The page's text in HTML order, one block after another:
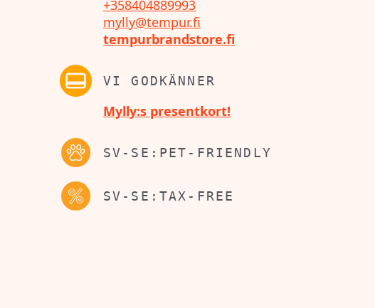
+358404889993
mylly@tempur.fi
tempurbrandstore.fi
VI GODKÄNNER
Mylly:s presentkort!
SV-SE:PET-FRIENDLY
SV-SE:TAX-FREE